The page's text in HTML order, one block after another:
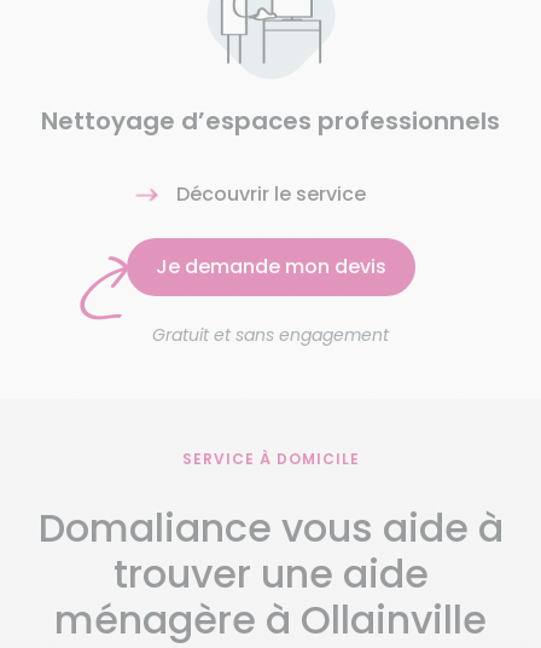
Nettoyage d’espaces professionnels
Découvrir le service
Je demande mon devis
Gratuit et sans engagement
SERVICE À DOMICILE
Domaliance vous aide à
trouver une aide
ménagère à Ollainville